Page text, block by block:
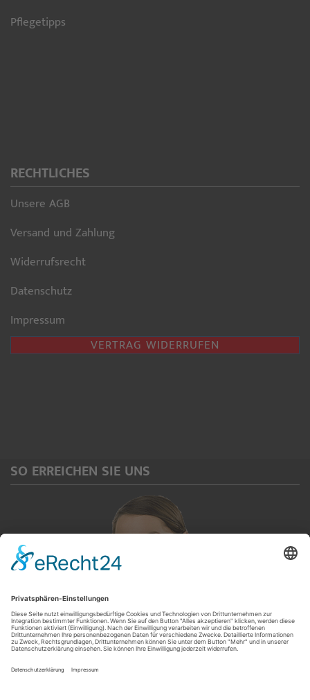
Pflegetipps
RECHTLICHES
Unsere AGB
Versand und Zahlung
Widerrufsrecht
Datenschutz
Impressum
VERTRAG WIDERRUFEN
SO ERREICHEN SIE UNS
Servicetelefon